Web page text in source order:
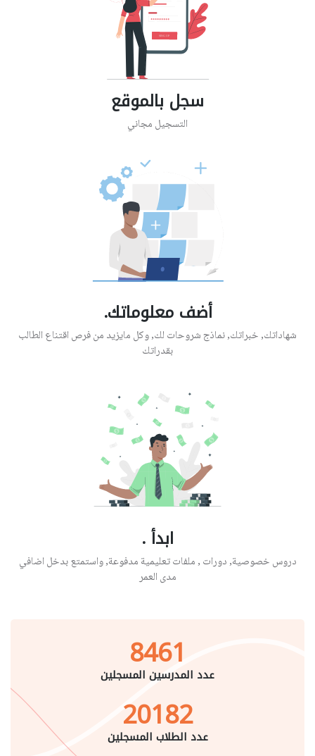
سجل بالموقع
التسجيل مجاني
أضف معلوماتك.
شهاداتك, خبراتك, نماذج شروحات لك, وكل مايزيد من فرص اقتناع الطالب
بقدراتك
ابدأ .
دروس خصوصية, دورات , ملفات تعليمية مدفوعة, واستمتع بدخل اضافي
مدى العمر
8461
عدد المدرسين المسجلين
20182
عدد الطلاب المسجلين